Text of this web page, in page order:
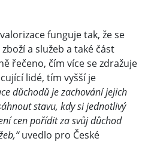
funguje tak, že se
a služeb a také část
řečeno, čím více se zdražuje
lidé, tím vyšší je
důchodů je zachování jejich
stavu, kdy si jednotlivý
cen pořídit za svůj důchod
uvedlo pro České